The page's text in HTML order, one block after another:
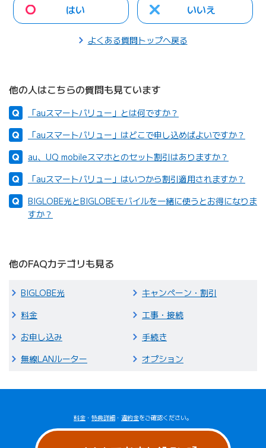
はい いいえ
よくある質問トップへ戻る
他の人はこちらの質問も見ています
「auスマートバリュー」とは何ですか？
「auスマートバリュー」はどこで申し込めばよいですか？
au、UQ mobileスマホとのセット割引はありますか？
「auスマートバリュー」はいつから割引適用されますか？
BIGLOBE光とBIGLOBEモバイルを一緒に使うとお得になりま
すか？
他のFAQカテゴリも見る
BIGLOBE光
キャンペーン・割引
料金
工事・接続
お申し込み
手続き
無線LANルーター
オプション
料金 ・ 特典詳細 ・ 違約金をご確認ください。